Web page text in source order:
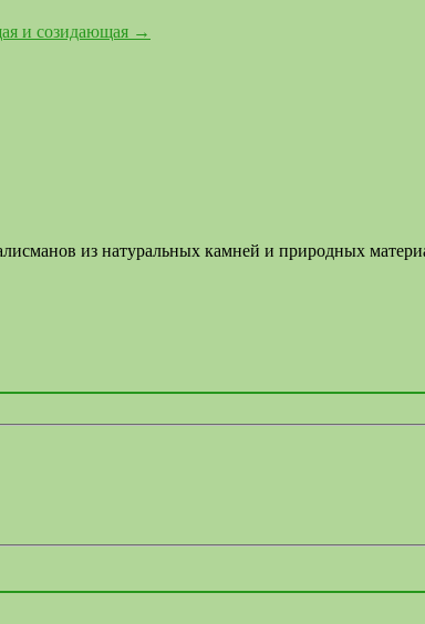
и созидающая →
из натуральных камней и природных